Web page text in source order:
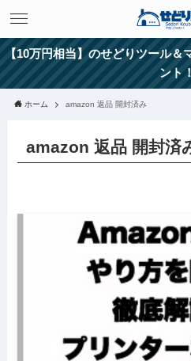
【10万円相当】のせどりツール＆
ント
ホーム amazon 返品 開封済み
amazon 返品 開封済